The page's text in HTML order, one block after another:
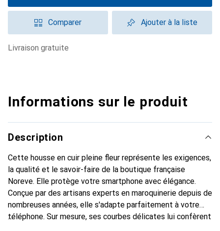
Comparer Ajouter à la liste
livraison gratuite
Informations sur le produit
Description
Cette housse en cuir pleine fleur représente les exigences,
la qualité et le savoir-faire de la boutique française
Noreve. Elle protège votre smartphone avec élégance.
Conçue par des artisans experts en maroquinerie depuis de
nombreuses années, elle s'adapte parfaitement à votre
téléphone. Sur mesure, ses courbes délicates lui confèrent